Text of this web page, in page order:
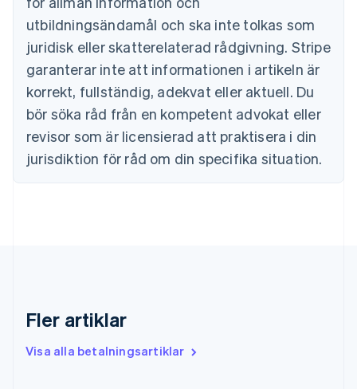
utbildningsändamål och ska inte tolkas som
juridisk eller skatterelaterad rådgivning. Stripe
garanterar inte att informationen i artikeln är
korrekt, fullständig, adekvat eller aktuell. Du
bör söka råd från en kompetent advokat eller
revisor som är licensierad att praktisera i din
jurisdiktion för råd om din specifika situation.
Fler artiklar
Visa alla betalningsartiklar
English
Danmark
English
Estland
Fastlandskina
简体中文English
Finland
English Svenska
Frankrike
简体中文
Indien
Irland